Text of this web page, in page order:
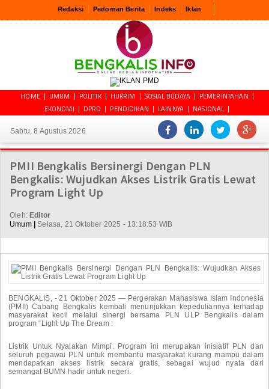
Redaksi Pedoman Berita Indeks Iklan
HOME UMUM POLITIK HUKRIM SOSIAL BUDAYA
PEMERINTAHAN
EKONOMI
DPRD PENDIDIKAN LAINNYA NASIONAL
Sabtu, 8 Agustus 2026
PMII Bengkalis Bersinergi Dengan PLN
Bengkalis: Wujudkan Akses Listrik Gratis Lewat
Program Light Up
Oleh: Editor
Umum
Selasa, 21 Oktober 2025 - 13:18:53 WIB
BENGKALIS, - 21 Oktober 2025 — Pergerakan Mahasiswa Islam Indonesia
(PMII) Cabang Bengkalis kembali menunjukkan kepeduliannya terhadap
masyarakat kecil melalui sinergi bersama PLN ULP Bengkalis dalam
program “Light Up The Dream :
Listrik Untuk Nyalakan Mimpi. Program ini merupakan inisiatif PLN dan
seluruh pegawai PLN untuk membantu masyarakat kurang mampu dalam
mendapatkan akses listrik secara gratis, sebagai wujud nyata dari
semangat BUMN hadir untuk negeri.